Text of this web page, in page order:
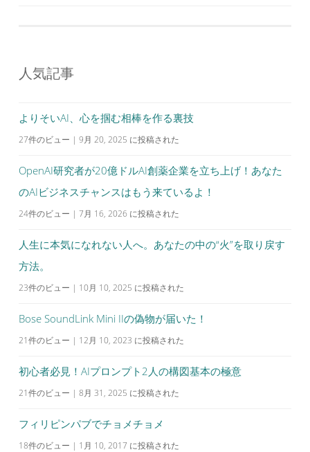
ゲ
ー
ョ
ン
人気記事
よりそいAI、心を掴む相棒を作る裏技
27件のビュー | 9月 20, 2025 に投稿された
OpenAI研究者が20億ドルAI創薬企業を立ち上げ！あなた
のAIビジネスチャンスはもう来ているよ！
24件のビュー | 7月 16, 2026 に投稿された
人生に本気になれない人へ。あなたの中の“火”を取り戻す
方法。
23件のビュー | 10月 10, 2025 に投稿された
Bose SoundLink Mini IIの偽物が届いた！
21件のビュー | 12月 10, 2023 に投稿された
初心者必見！AIプロンプト2人の構図基本の極意
21件のビュー | 8月 31, 2025 に投稿された
フィリピンパブでチョメチョメ
18件のビュー | 1月 10, 2017 に投稿された